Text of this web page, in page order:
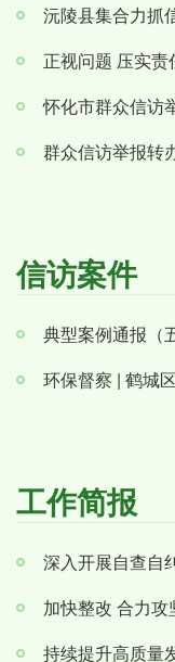
沅陵县集合力抓
信访案件
工作简报